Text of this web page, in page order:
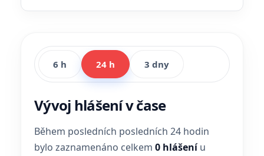
6 h 24 h 3 dny
Vývoj hlášení v čase
Během posledních posledních 24 hodin
bylo zaznamenáno celkem 0 hlášeníu